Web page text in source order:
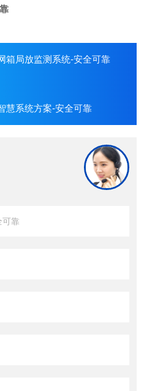
箱局放监测系统-安全可靠
慧系统方案-安全可靠